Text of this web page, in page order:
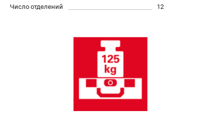
Политика обработки персональных данных
Число отделений
12